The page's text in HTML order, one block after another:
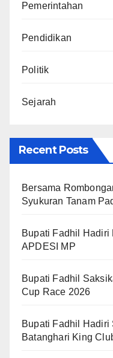
Pemerintahan
Pendidikan
Politik
Sejarah
Recent Posts
Bersama
Syukuran Tanam
Bupati Fadhil Hadiri
APDESI MP
Bupati Fadhil
Cup Race 2026
Bupati Fadhil Hadiri
Batanghari King